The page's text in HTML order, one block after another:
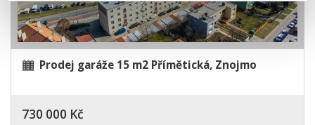
Prodej garáže 15 m2 Přímětická, Znojmo
730 000 Kč